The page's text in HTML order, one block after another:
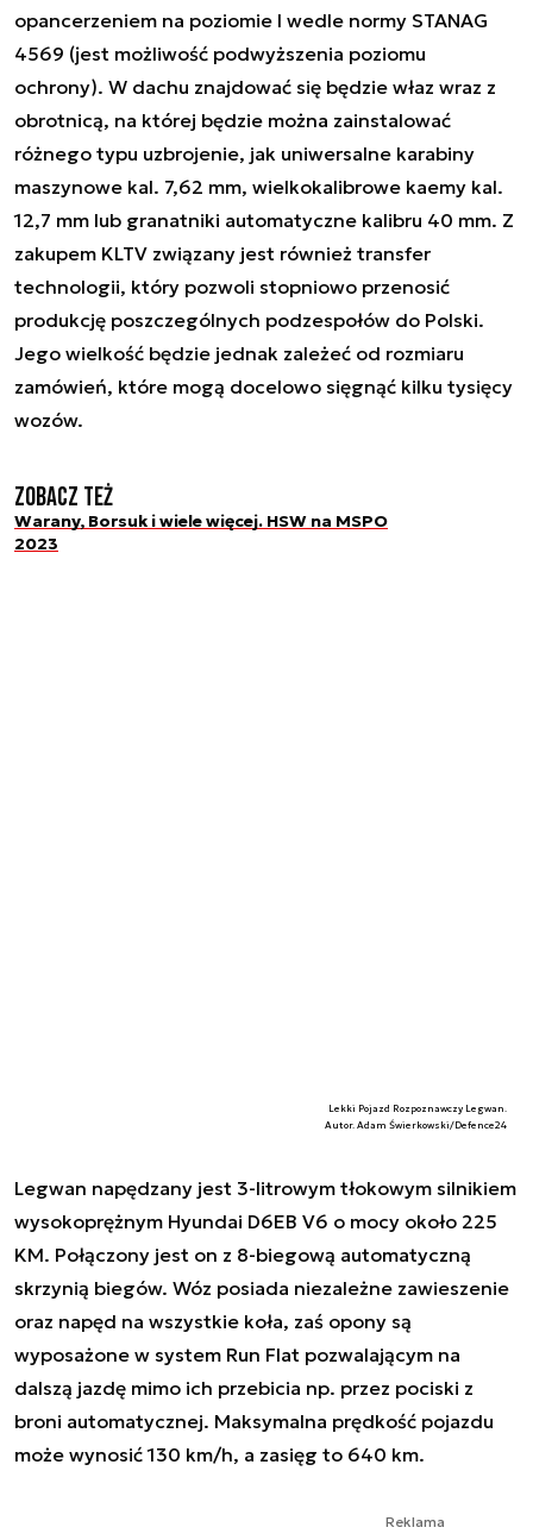
opancerzeniem na poziomie I wedle normy STANAG
4569 (jest możliwość podwyższenia poziomu
ochrony). W dachu znajdować się będzie właz wraz z
obrotnicą, na której będzie można zainstalować
różnego typu uzbrojenie, jak uniwersalne karabiny
maszynowe kal. 7,62 mm, wielkokalibrowe kaemy kal.
12,7 mm lub granatniki automatyczne kalibru 40 mm. Z
zakupem KLTV związany jest również transfer
technologii, który pozwoli stopniowo przenosić
produkcję poszczególnych podzespołów do Polski.
Jego wielkość będzie jednak zależeć od rozmiaru
zamówień, które mogą docelowo sięgnąć kilku tysięcy
wozów.
Zobacz też
Warany, Borsuk i wiele więcej. HSW na MSPO
2023
Lekki Pojazd Rozpoznawczy Legwan.
Autor. Adam Świerkowski/Defence24
Legwan napędzany jest 3-litrowym tłokowym silnikiem
wysokoprężnym Hyundai D6EB V6 o mocy około 225
KM. Połączony jest on z 8-biegową automatyczną
skrzynią biegów. Wóz posiada niezależne zawieszenie
oraz napęd na wszystkie koła, zaś opony są
wyposażone w system Run Flat pozwalającym na
dalszą jazdę mimo ich przebicia np. przez pociski z
broni automatycznej. Maksymalna prędkość pojazdu
może wynosić 130 km/h, a zasięg to 640 km.
Reklama